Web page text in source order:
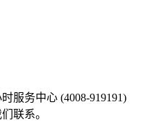
服务中心 (4008-919191)
联系。